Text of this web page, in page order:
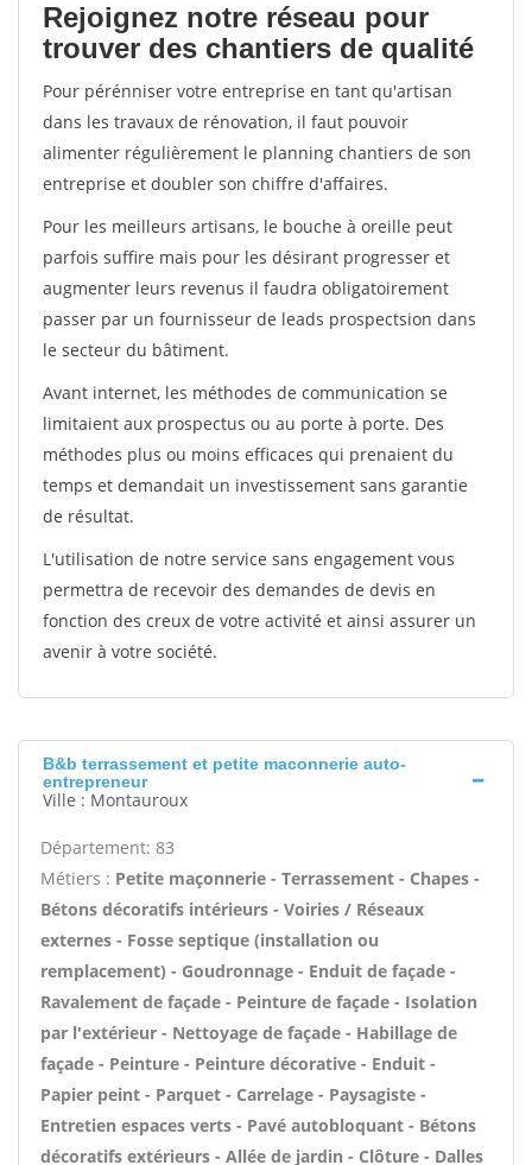
Rejoignez notre réseau pour
trouver des chantiers de qualité
Pour pérénniser votre entreprise en tant qu'artisan
dans les travaux de rénovation, il faut pouvoir
alimenter régulièrement le planning chantiers de son
entreprise et doubler son chiffre d'affaires.
Pour les meilleurs artisans, le bouche à oreille peut
parfois suffire mais pour les désirant progresser et
augmenter leurs revenus il faudra obligatoirement
passer par un fournisseur de leads prospectsion dans
le secteur du bâtiment.
Avant internet, les méthodes de communication se
limitaient aux prospectus ou au porte à porte. Des
méthodes plus ou moins efficaces qui prenaient du
temps et demandait un investissement sans garantie
de résultat.
L'utilisation de notre service sans engagement vous
permettra de recevoir des demandes de devis en
fonction des creux de votre activité et ainsi assurer un
avenir à votre société.
B&b terrassement et petite maconnerie auto-
entrepreneur
Ville : Montauroux
Département: 83
Métiers : Petite maçonnerie - Terrassement - Chapes -
Bétons décoratifs intérieurs - Voiries / Réseaux
externes - Fosse septique (installation ou
remplacement) - Goudronnage - Enduit de façade -
Ravalement de façade - Peinture de façade - Isolation
par l'extérieur - Nettoyage de façade - Habillage de
façade - Peinture - Peinture décorative - Enduit -
Papier peint - Parquet - Carrelage - Paysagiste -
Entretien espaces verts - Pavé autobloquant - Bétons
décoratifs extérieurs - Allée de jardin - Clôture - Dalles